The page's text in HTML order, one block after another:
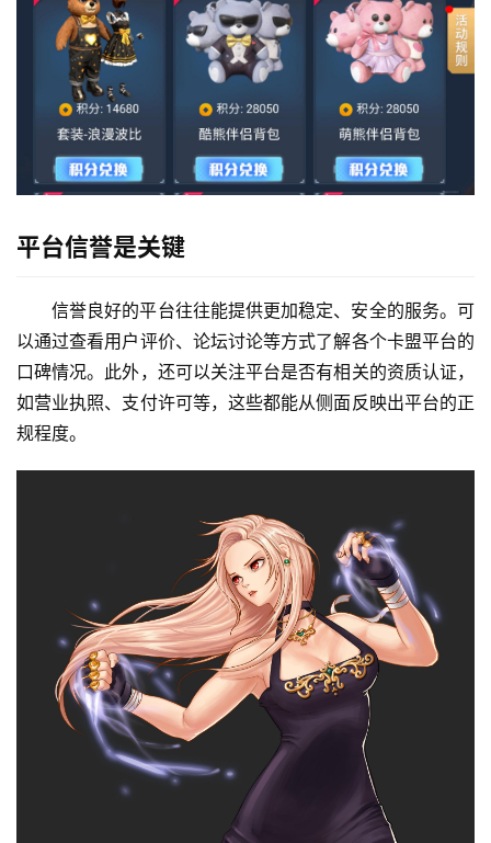
平台信誉是关键
信誉良好的平台往往能提供更加稳定、安全的服务。可
以通过查看用户评价、论坛讨论等方式了解各个卡盟平台的
口碑情况。此外，还可以关注平台是否有相关的资质认证，
如营业执照、支付许可等，这些都能从侧面反映出平台的正
规程度。